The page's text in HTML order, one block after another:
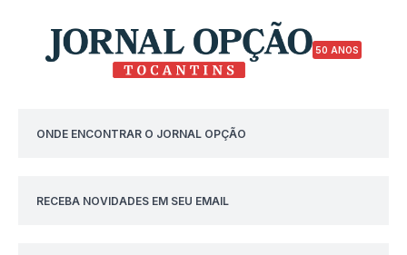
50 ANOS
ONDE ENCONTRAR O JORNAL OPÇÃO
RECEBA NOVIDADES EM SEU EMAIL